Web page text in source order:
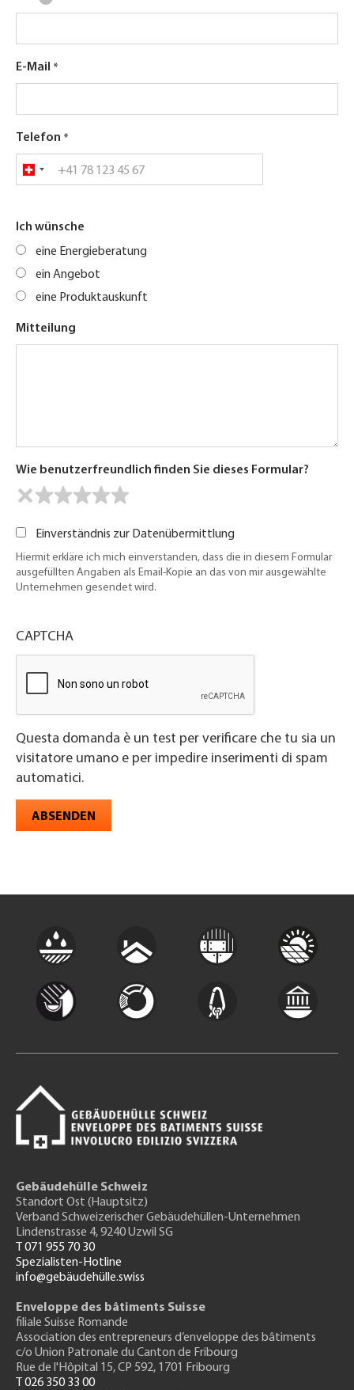
E-Mail
Telefon
Ich wünsche
eine Energieberatung
ein Angebot
eine Produktauskunft
Mitteilung
Wie benutzerfreundlich finden Sie dieses Formular?
Einverständnis zur Datenübermittlung
Hiermit erkläre ich mich einverstanden, dass die in diesem Formular
ausgefüllten Angaben als Email-Kopie an das von mir ausgewählte
Unternehmen gesendet wird.
CAPTCHA
Questa domanda è un test per verificare che tu sia un
visitatore umano e per impedire inserimenti di spam
automatici.
ABSENDEN
Gebäudehülle Schweiz
Standort Ost (Hauptsitz)
Verband Schweizerischer Gebäudehüllen-Unternehmen
Lindenstrasse 4, 9240 Uzwil SG
T 071 955 70 30
Spezialisten-Hotline
info@gebäudehülle.swiss
Enveloppe des bâtiments Suisse
filiale Suisse Romande
Association des entrepreneurs d’enveloppe des bâtiments
c/o Union Patronale du Canton de Fribourg
Rue de l'Hôpital 15, CP 592, 1701 Fribourg
T 026 350 33 00